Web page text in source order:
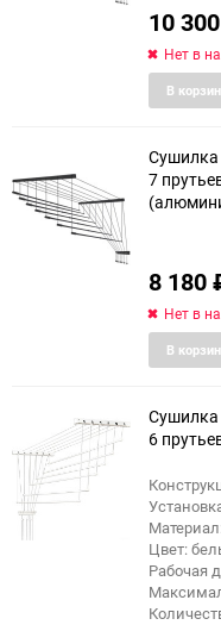
10 300
Нет в
В
еще 10 фото
Сушилка
7
8 180
Нет в
В
Сушилка
6
Цвет:
Рабочая